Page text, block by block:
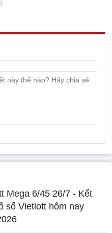
Mega 6/45 26/7 - Kết
số Vietlott hôm nay